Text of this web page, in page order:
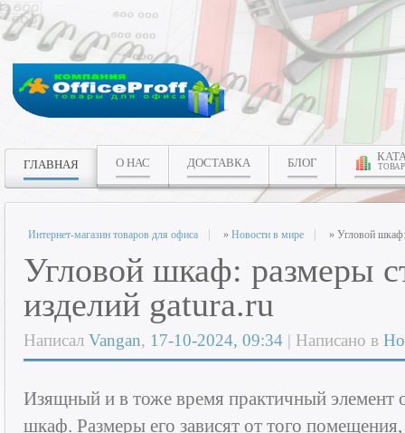
ГЛАВНАЯ О НАС ДОСТАВКА БЛОГ
Интернет-магазин товаров для офиса » Новости в мире » Угловой
Угловой шкаф: размеры
изделий gatura.ru
Написал Vangan, 17-10-2024, 09:34 | Написано в
Изящный и в тоже время практичный элемент
шкаф. Размеры его зависят от того